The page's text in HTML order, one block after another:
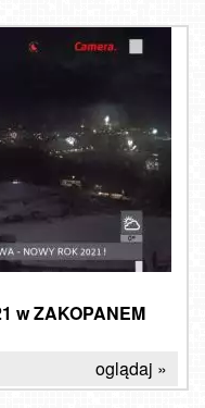
w ZAKOPANEM
oglądaj »